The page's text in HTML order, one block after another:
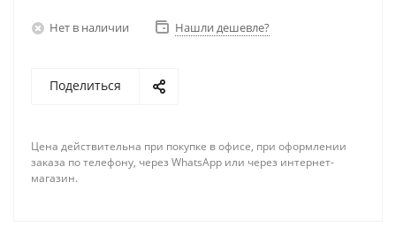
Нет в наличии Нашли дешевле?
Поделиться
Цена действительна при покупке в офисе, при оформлении
заказа по телефону, через WhatsApp или через интернет-
магазин.